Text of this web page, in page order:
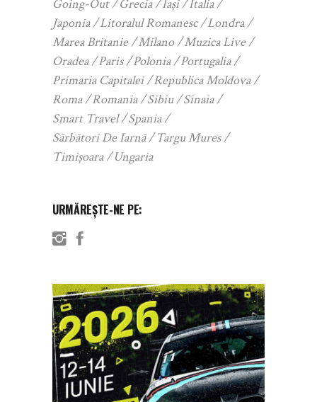
Going-Out
Grecia Iași
Italia
Japonia
Litoralul Romanesc
Londra
Marea Britanie
Milano
Muzica Live
Oradea
Paris Polonia
Portugalia
Primaria Capitalei
Republica Moldova
Roma
Romania Sibiu
Sinaia
Smart Travel
Spania
Sărbători De Iarnă
Targu Mures
Timișoara
Ungaria
URMĂREȘTE-NE PE: